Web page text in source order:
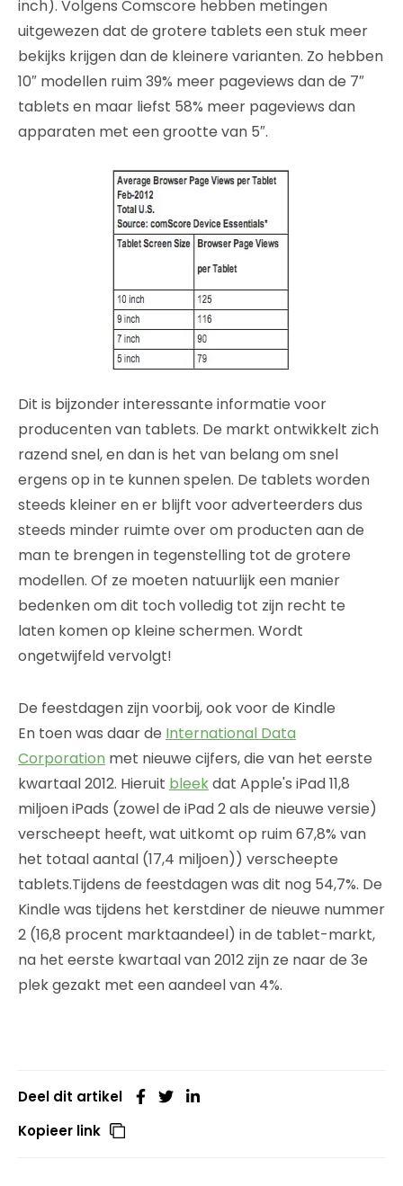
inch). Volgens Comscore hebben metingen
uitgewezen dat de grotere tablets een stuk meer
bekijks krijgen dan de kleinere varianten. Zo hebben
10″ modellen ruim 39% meer pageviews dan de 7″
tablets en maar liefst 58% meer pageviews dan
apparaten met een grootte van 5″.
Dit is bijzonder interessante informatie voor
producenten van tablets. De markt ontwikkelt zich
razend snel, en dan is het van belang om snel
ergens op in te kunnen spelen. De tablets worden
steeds kleiner en er blijft voor adverteerders dus
steeds minder ruimte over om producten aan de
man te brengen in tegenstelling tot de grotere
modellen. Of ze moeten natuurlijk een manier
bedenken om dit toch volledig tot zijn recht te
laten komen op kleine schermen. Wordt
ongetwijfeld vervolgt!
De feestdagen zijn voorbij, ook voor de Kindle
En toen was daar de International Data
Corporation met nieuwe cijfers, die van het eerste
kwartaal 2012. Hieruit bleekdat Apple's iPad 11,8
miljoen iPads (zowel de iPad 2 als de nieuwe versie)
verscheept heeft, wat uitkomt op ruim 67,8% van
het totaal aantal (17,4 miljoen)) verscheepte
tablets.Tijdens de feestdagen was dit nog 54,7%. De
Kindle was tijdens het kerstdiner de nieuwe nummer
2 (16,8 procent marktaandeel) in de tablet-markt,
na het eerste kwartaal van 2012 zijn ze naar de 3e
plek gezakt met een aandeel van 4%.
Deel dit artikel
Kopieer link